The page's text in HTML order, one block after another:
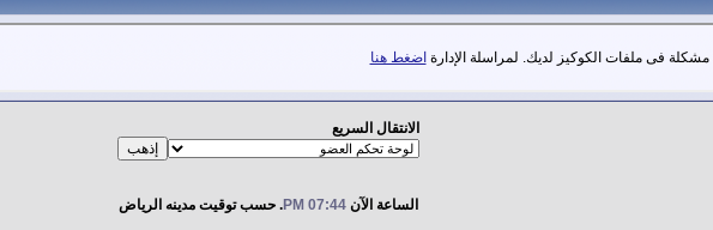
مشكلة فى ملفات الكوكيز لديك. لمراسلة الإدارة اضغط هنا
الانتقال السريع
الساعة الآن 07:44 PM . حسب توقيت مدينه الرياض